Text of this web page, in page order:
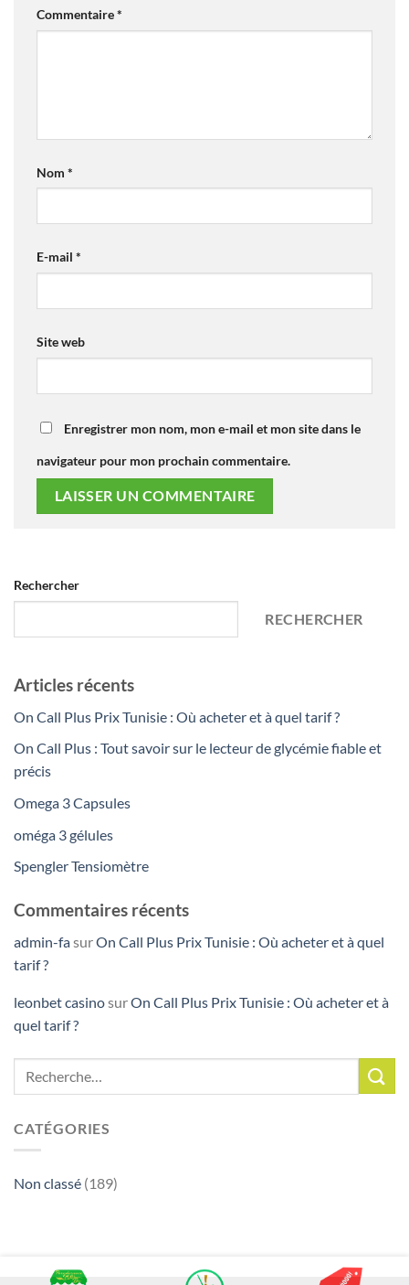
Commentaire*
Nom *
E-mail *
Site web
Enregistrer mon nom, mon e-mail et mon site dans le
navigateur pour mon prochain commentaire.
Rechercher
RECHERCHER
Articles récents
On Call Plus Prix Tunisie : Où acheter et à quel tarif ?
On Call Plus : Tout savoir sur le lecteur de glycémie fiable et
précis
Omega 3 Capsules
oméga 3 gélules
Spengler Tensiomètre
Commentaires récents
admin-fasurOn Call Plus Prix Tunisie : Où acheter et à quel
tarif ?
leonbet casinosurOn Call Plus Prix Tunisie : Où acheter et à
quel tarif ?
CATÉGORIES
Non classé (189)